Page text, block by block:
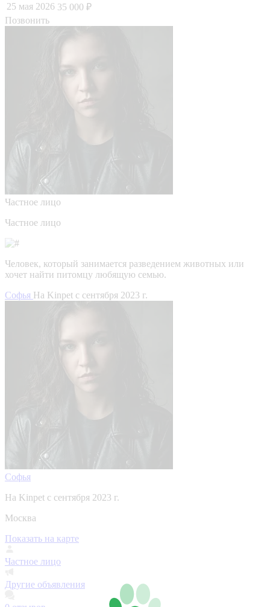
25 мая 2026 35 000 ₽
Позвонить
Частное лицо
Частное лицо
Человек, который занимается разведением животных или
хочет найти питомцу любящую семью.
Софья На Kinpet c сентября 2023 г.
Софья
На Kinpet c сентября 2023 г.
Москва
Показать на карте
Частное лицо
Другие объявления